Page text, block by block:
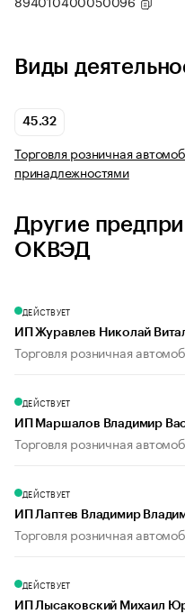
Виды
45.32
Торговля розничная
принадлежностями
Другие
ОКВЭД
ДЕЙСТВУЕТ
ИП Журавлев Николай
Торговля розничная
ДЕЙСТВУЕТ
ИП Маршалов Владимир
Торговля розничная
ДЕЙСТВУЕТ
ИП Лаптев Владимир
Торговля розничная
ДЕЙСТВУЕТ
ИП Лысаковский Михаил